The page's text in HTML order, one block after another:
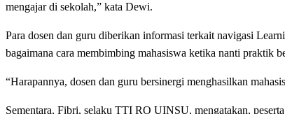
mengajar di sekolah,” kata Dewi.
Para dosen dan guru diberikan informasi terkait navigasi
bagaimana cara membimbing mahasiswa ketika nanti praktik
“Harapannya, dosen dan guru bersinergi menghasilkan
Sementara, Fibri, selaku TTI RO UINSU, mengatakan,